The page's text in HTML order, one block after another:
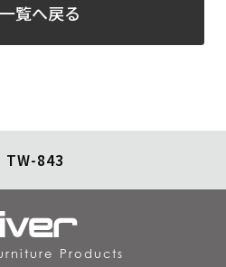
覧へ戻る
TW-843
Products